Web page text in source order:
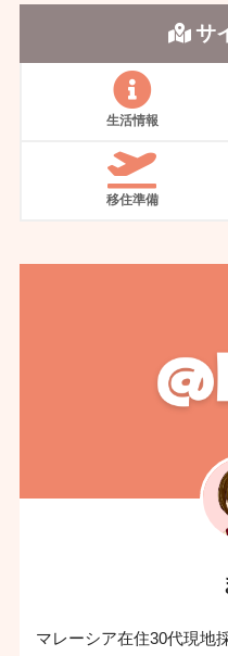
サ
生活情報
移住準備
マレーシア在住30代現地